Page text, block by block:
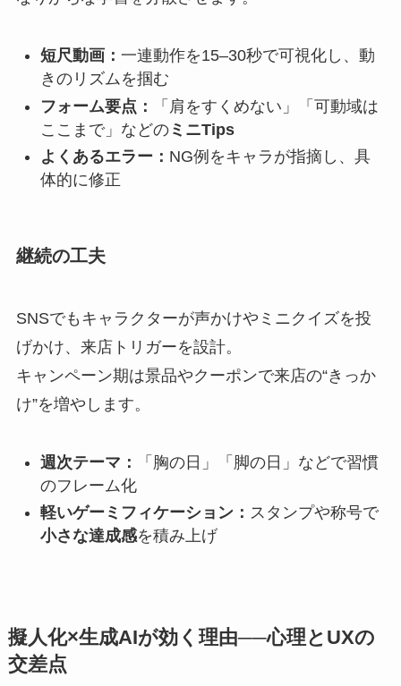
短尺動画： 一連動作を15–30秒で可視化し、動
きのリズムを掴む
フォーム要点：
「肩をすくめない」「可動域は
ここまで」などのミニTips
よくあるエラー： NG例をキャラが指摘し、具
体的に修正
継続の工夫
SNSでもキャラクターが声かけやミニクイズを投
げかけ、来店トリガーを設計。
キャンペーン期は景品やクーポンで来店の“きっか
け”を増やします。
週次テーマ：
「胸の日」「脚の日」などで習慣
のフレーム化
軽いゲーミフィケーション： スタンプや称号で
小さな達成感を積み上げ
擬人化×生成AIが効く理由──心理とUXの
交差点